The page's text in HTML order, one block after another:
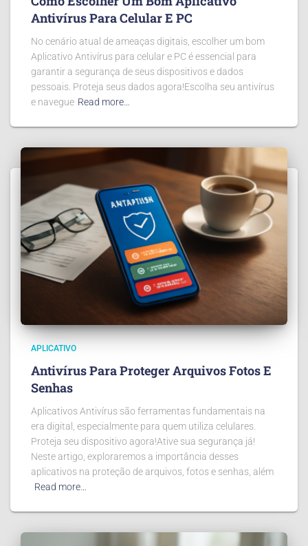
Antivírus Para Celular E PC
No cenário atual de ameaças digitais, escolher um bom
Aplicativo Antivírus para celular e PC é essencial para
garantir a segurança de seus dispositivos e dados
pessoais. Proteja seus dados agora!Escolha seu antivírus
e navegue Read more…
APLICATIVO
Antivírus Para Proteger Arquivos Fotos E
Senhas
Aplicativos Antivírus são ferramentas fundamentais na
era digital, especialmente para quem utiliza celulares.
Proteja seu dispositivo agora!Ative sua segurança já!
Neste artigo, exploraremos a importância desses
aplicativos na proteção de arquivos, fotos e senhas, além
Read more…